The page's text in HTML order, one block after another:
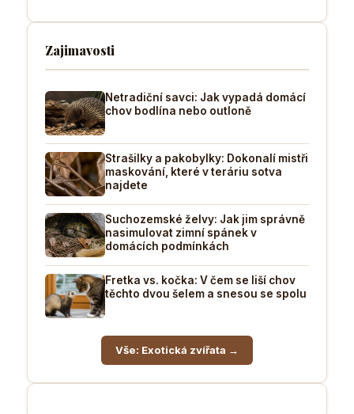
Zajimavosti
Netradiční savci: Jak vypadá domácí
chov bodlína nebo outloně
Strašilky a pakobylky: Dokonalí mistři
maskování, které v teráriu sotva
najdete
Suchozemské želvy: Jak jim správně
nasimulovat zimní spánek v
domácích podmínkách
Fretka vs. kočka: V čem se liší chov
těchto dvou šelem a snesou se spolu
Vše: Exotická zvířata →